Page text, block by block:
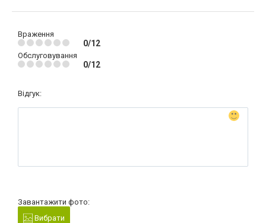
Враження
0/12
Обслуговування
0/12
Відгук:
Завантажити фото:
Вибрати